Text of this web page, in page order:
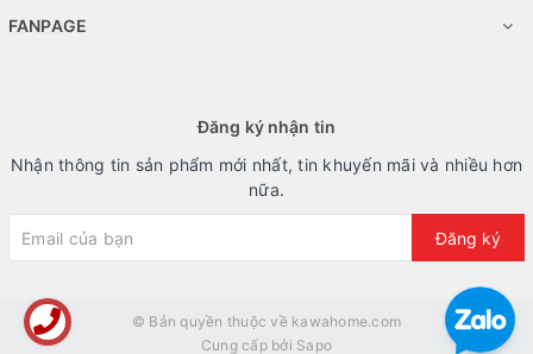
FANPAGE
Đăng ký nhận tin
Nhận thông tin sản phẩm mới nhất, tin khuyến mãi và nhiều hơn
nữa.
Đăng ký
© Bản quyền thuộc về kawahome.com
Cung cấp bởi Sapo